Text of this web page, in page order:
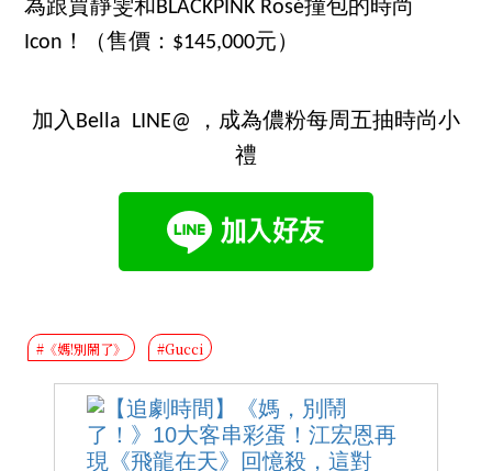
為跟賈靜雯和BLACKPINK Rosé撞包的時尚
Icon！（售價：$145,000元）
加入Bella LINE@ ，成為儂粉每周五抽時尚小
禮
#《媽!別鬧了》 #Gucci